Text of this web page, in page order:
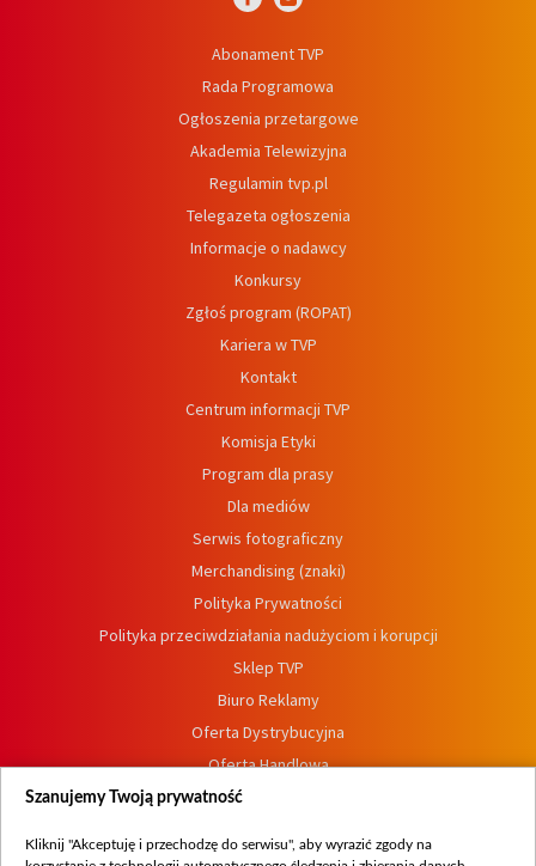
Abonament TVP
Rada Programowa
Ogłoszenia przetargowe
Akademia Telewizyjna
Regulamin tvp.pl
Telegazeta ogłoszenia
Informacje o nadawcy
Konkursy
Zgłoś program (ROPAT)
Kariera w TVP
Kontakt
Centrum informacji TVP
Komisja Etyki
Program dla prasy
Dla mediów
Serwis fotograficzny
Merchandising (znaki)
Polityka Prywatności
Polityka przeciwdziałania nadużyciom i korupcji
Sklep TVP
Biuro Reklamy
Oferta Dystrybucyjna
Oferta Handlowa
Dostępność
Procedura zgłoszeń wewnętrznych
Szanujemy Twoją prywatność
Kliknij "Akceptuję i przechodzę do serwisu", aby wyrazić zgody na